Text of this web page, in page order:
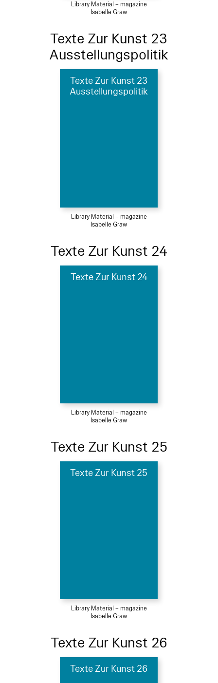
Library Material – magazine
Isabelle Graw
Texte Zur Kunst 23
Ausstellungspolitik
Texte Zur Kunst 23
Ausstellungspolitik
Library Material – magazine
Isabelle Graw
Texte Zur Kunst 24
Texte Zur Kunst 24
Library Material – magazine
Isabelle Graw
Texte Zur Kunst 25
Texte Zur Kunst 25
Library Material – magazine
Isabelle Graw
Texte Zur Kunst 26
Texte Zur Kunst 26